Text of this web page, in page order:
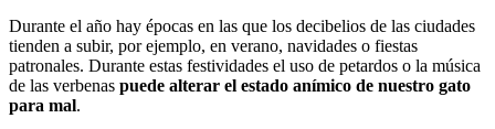
Durante el año hay épocas en las que los decibelios de las ciudades
tienden a subir, por ejemplo, en verano, navidades o fiestas
patronales. Durante estas festividades el uso de petardos o la música
de las verbenas puede alterar el estado anímico de nuestro gato
para mal.